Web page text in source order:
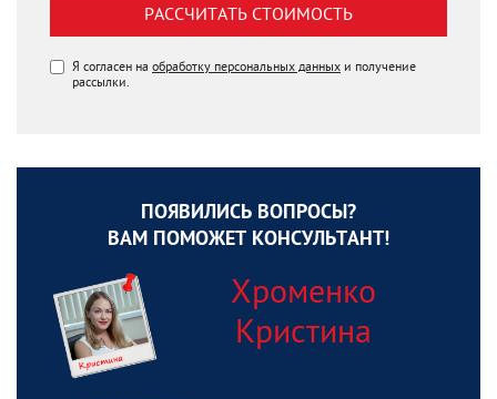
РАССЧИТАТЬ СТОИМОСТЬ
Я согласен на обработку персональных данных и получение
рассылки.
ПОЯВИЛИСЬ ВОПРОСЫ?
ВАМ ПОМОЖЕТ КОНСУЛЬТАНТ!
Хроменко
Кристина